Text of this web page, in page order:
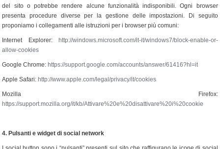
del sito o potrebbe rendere alcune funzionalità indisponibili. Ogni browser
presenta procedure diverse per la gestione delle impostazioni. Di seguito
proponiamo i collegamenti alle istruzioni per i browser più comuni:
Internet Explorer:
http://windows.microsoft.com/it-it/windows7/block-enable-or-
allow-cookies
Google Chrome: https://support.google.com/accounts/answer/61416?hl=it
Apple Safari: http://www.apple.com/legal/privacy/it/cookies
Mozilla Firefox:
https://support.mozilla.org/it/kb/Attivare%20e%20disattivare%20i%20cookie
4. Pulsanti e widget di social network